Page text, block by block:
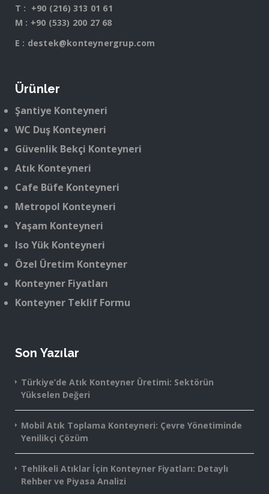
T : +90 (216) 313 01 61
M : +90 (533) 200 27 68
E : destek@konteynergrup.com
Ürünler
Şantiye Konteyneri
WC Duş Konteyneri
Güvenlik Bekçi Konteyneri
Atık Konteyneri
Cafe Büfe Konteyneri
Metropol Konteyneri
Yaşam Konteyneri
Iso Yük Konteyneri
Özel Üretim Konteyner
Konteyner Fiyatları
Konteyner Teklif Formu
Son Yazılar
Türkiye’de Atık Konteyner Üretimi: Sektörün
Yükselen Değeri
Mobil Atık Toplama Konteyneri: Çevre Yönetiminde
Yenilikçi Çözüm
Tehlikeli Atıklar İçin Konteyner Fiyatları: Detaylı
Rehber ve Piyasa Analizi